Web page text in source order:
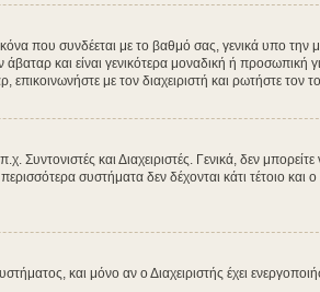
που συνδέεται με το βαθμό σας, γενικά υπο την
και είναι γενικότερα μοναδική ή προσωπική
επικοινωνήστε με τον διαχειριστή και ρωτήστε τον
και Διαχειριστές. Γενικά, δεν μπορείτε
συστήματα δεν δέχονται κάτι τέτοιο και
και μόνο αν ο Διαχειριστής έχει